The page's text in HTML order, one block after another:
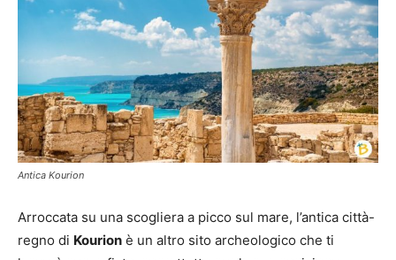
Antica Kourion
Arroccata su una scogliera a picco sul mare, l’antica città-
regno di Kourion è un altro sito archeologico che ti